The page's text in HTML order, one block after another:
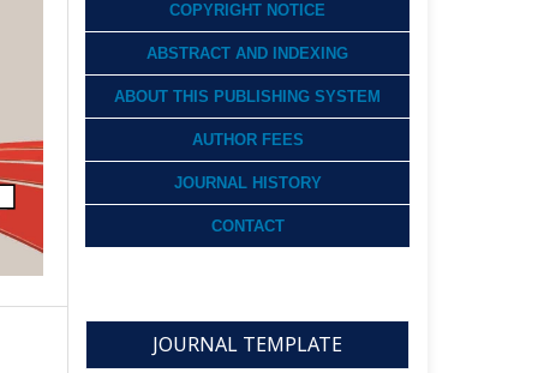
COPYRIGHT NOTICE
ABSTRACT AND INDEXING
ABOUT THIS PUBLISHING SYSTEM
AUTHOR FEES
JOURNAL HISTORY
CONTACT
JOURNAL TEMPLATE